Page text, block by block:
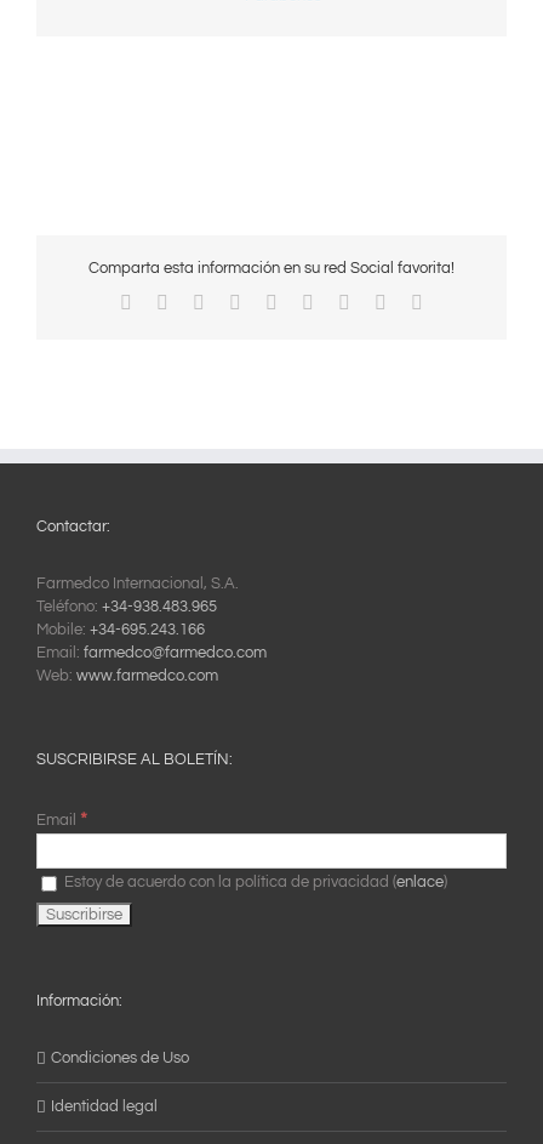
Comparta esta información en su red Social favorita!
Facebook Reddit LinkedInWhatsApp
TumblrPinterest
Contactar:
Farmedco Internacional, S.A.
Teléfono: +34-938.483.965
Mobile: +34-695.243.166
Email: farmedco@farmedco.com
Web: www.farmedco.com
SUSCRIBIRSE AL BOLETÍN:
Email *
Estoy de acuerdo con la política de privacidad (enlace)
Información:
Condiciones de Uso
Identidad legal